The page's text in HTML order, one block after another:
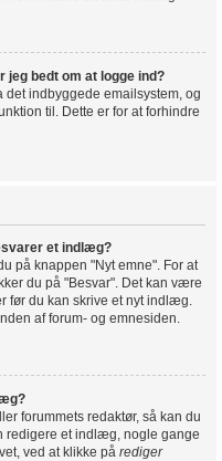
jeg bedt om at logge ind?
det indbyggede emailsystem, og
til. Dette er for at forhindre
et indlæg?
på knappen "Nyt emne". For at
du på "Besvar". Det kan være
før du kan skrive et nyt indlæg.
af forum- og emnesiden.
forummets redaktør, så kan du
redigere et indlæg, nogle gange
ved at klikke på rediger